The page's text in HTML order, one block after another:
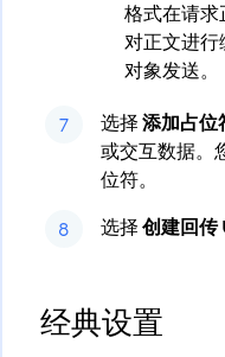
格式在请
对正文进行
对象发送。
选择添加占位
或交互数据。
位符。
选择创建回传
经典设置